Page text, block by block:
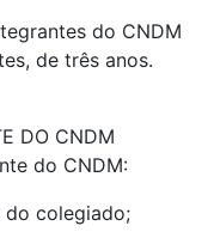
do CNDM
de três anos.
DO CNDM
do CNDM:
do colegiado;